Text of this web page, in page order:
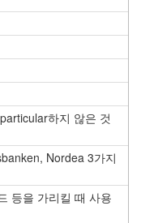
하지 않은 것
Nordea 3가지
등을 가리킬 때 사용